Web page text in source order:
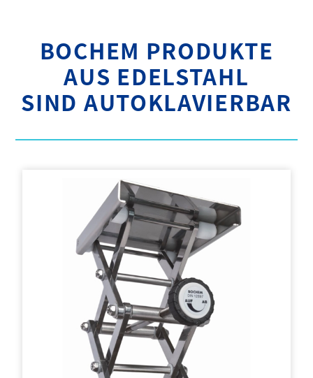
BOCHEM PRODUKTE
AUS EDELSTAHL
SIND AUTOKLAVIERBAR